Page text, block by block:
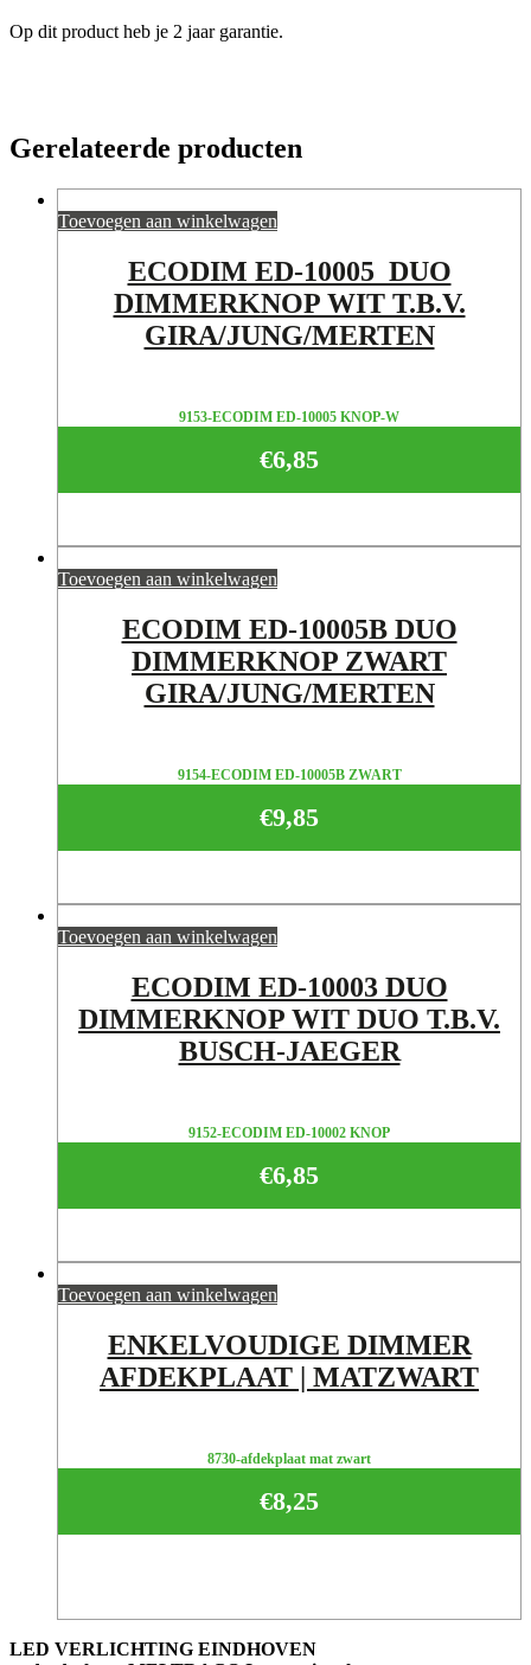
Op dit product heb je 2 jaar garantie.
Gerelateerde producten
Toevoegen aan winkelwagen
ECODIM ED-10005 DUO
DIMMERKNOP WIT T.B.V.
GIRA/JUNG/MERTEN
9153-ECODIM ED-10005 KNOP-W
€6,85
Toevoegen aan winkelwagen
ECODIM ED-10005B DUO
DIMMERKNOP ZWART
GIRA/JUNG/MERTEN
9154-ECODIM ED-10005B ZWART
€9,85
Toevoegen aan winkelwagen
ECODIM ED-10003 DUO
DIMMERKNOP WIT DUO T.B.V.
BUSCH-JAEGER
9152-ECODIM ED-10002 KNOP
€6,85
Toevoegen aan winkelwagen
ENKELVOUDIGE DIMMER
AFDEKPLAAT | MATZWART
8730-afdekplaat mat zwart
€8,25
LED VERLICHTING EINDHOVEN